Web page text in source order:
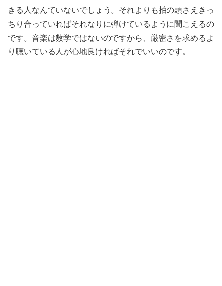
きる人なんていないでしょう。それよりも拍の頭さえきっ
ちり合っていればそれなりに弾けているように聞こえるの
です。音楽は数学ではないのですから、厳密さを求めるよ
り聴いている人が心地良ければそれでいいのです。